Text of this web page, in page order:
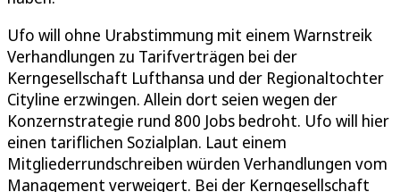
Ufo will ohne Urabstimmung mit einem Warnstreik
Verhandlungen zu Tarifverträgen bei der
Kerngesellschaft Lufthansa und der Regionaltochter
Cityline erzwingen. Allein dort seien wegen der
Konzernstrategie rund 800 Jobs bedroht. Ufo will hier
einen tariflichen Sozialplan. Laut einem
Mitgliederrundschreiben würden Verhandlungen vom
Management verweigert. Bei der Kerngesellschaft